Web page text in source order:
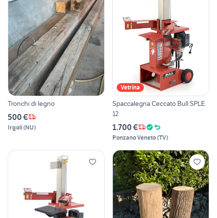
Tronchi di legno
500 €
Irgoli(NU)
Vetrina
Spaccalegna Ceccato Bull SPLE
12
1.700 €
Ponzano Veneto(TV)